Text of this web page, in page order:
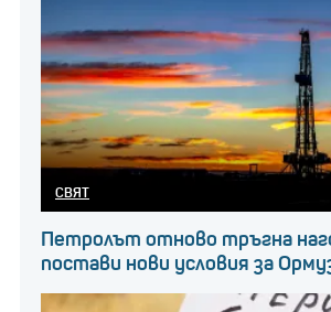
СВЯТ
Петролът отново тръгна
постави нови условия за